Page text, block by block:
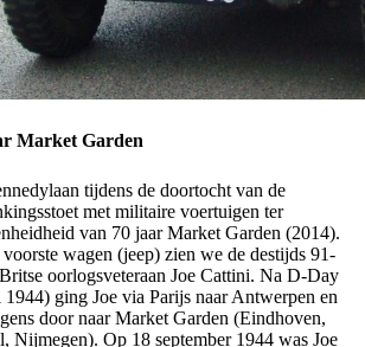
Market Garden
tijdens de doortocht van de
met militaire voertuigen ter
van 70 jaar Market Garden (2014).
wagen (jeep) zien we de destijds 91-
oorlogsveteraan Joe Cattini. Na D-Day
ging Joe via Parijs naar Antwerpen en
door naar Market Garden (Eindhoven,
Nijmegen). Op 18 september 1944 was Joe